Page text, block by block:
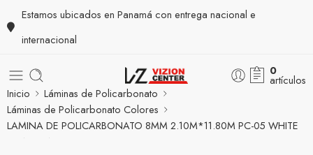
Estamos ubicados en Panamá con entrega nacional e
internacional
0
artículos
Inicio
Láminas de Policarbonato
Láminas de Policarbonato Colores
LAMINA DE POLICARBONATO 8MM 2.10M*11.80M PC-05 WHITE
GRADO A